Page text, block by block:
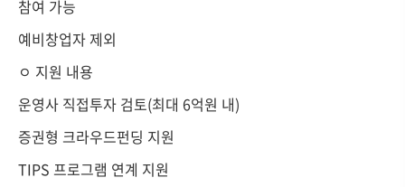
참여 가능
예비창업자 제외
ㅇ 지원 내용
운영사 직접투자 검토(최대 6억원 내)
증권형 크라우드펀딩 지원
TIPS 프로그램 연계 지원